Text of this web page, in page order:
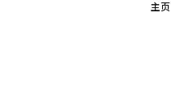
主页